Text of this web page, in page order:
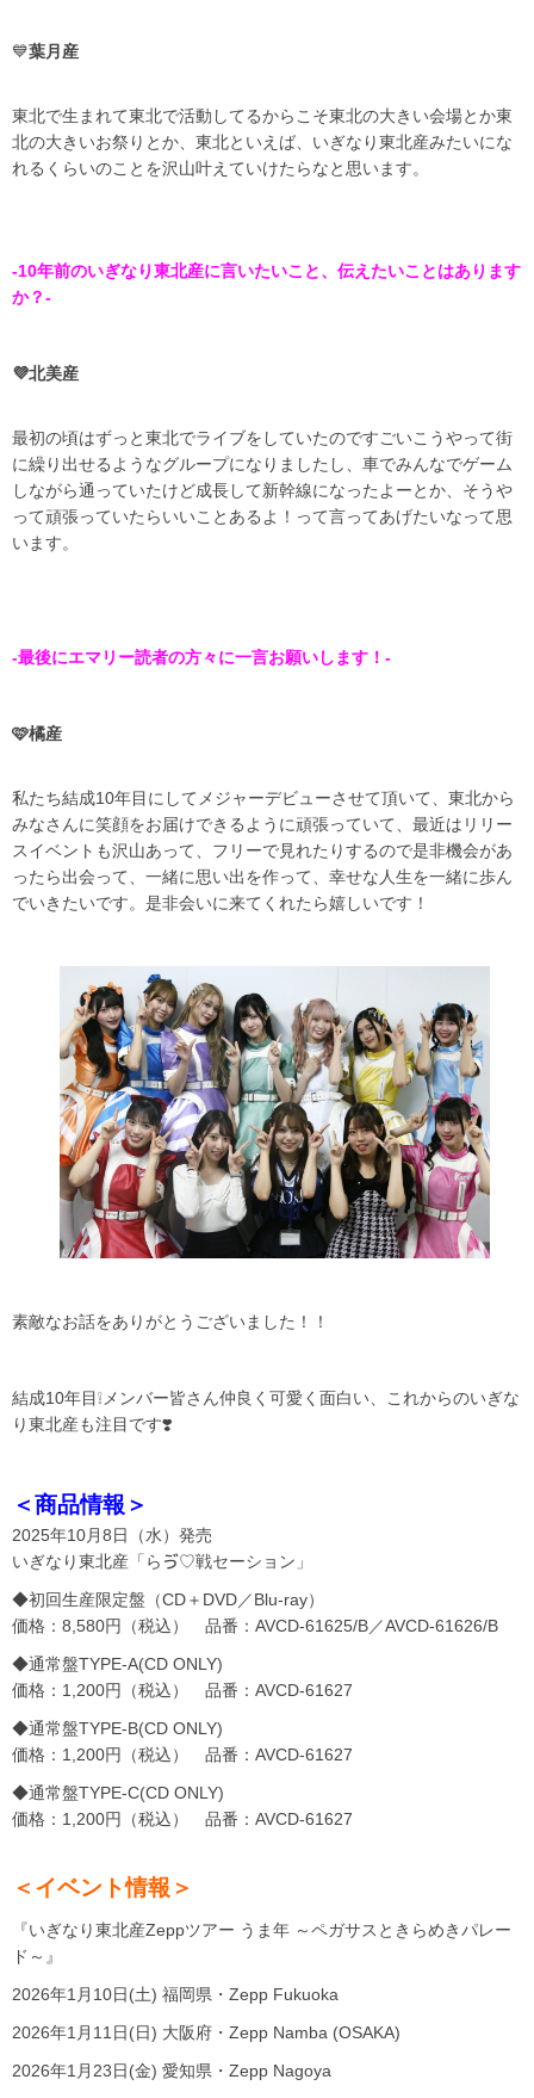
💙葉月産
東北で生まれて東北で活動してるからこそ東北の大きい会場とか東
北の大きいお祭りとか、東北といえば、いぎなり東北産みたいにな
れるくらいのことを沢山叶えていけたらなと思います。
-10年前のいぎなり東北産に言いたいこと、伝えたいことはあります
か？-
💜北美産
最初の頃はずっと東北でライブをしていたのですごいこうやって街
に繰り出せるようなグループになりましたし、車でみんなでゲーム
しながら通っていたけど成長して新幹線になったよーとか、そうや
って頑張っていたらいいことあるよ！って言ってあげたいなって思
います。
-最後にエマリー読者の方々に一言お願いします！-
🩷橘産
私たち結成10年目にしてメジャーデビューさせて頂いて、東北から
みなさんに笑顔をお届けできるように頑張っていて、最近はリリー
スイベントも沢山あって、フリーで見れたりするので是非機会があ
ったら出会って、一緒に思い出を作って、幸せな人生を一緒に歩ん
でいきたいです。是非会いに来てくれたら嬉しいです！
素敵なお話をありがとうございました！！
結成10年目❕メンバー皆さん仲良く可愛く面白い、これからのいぎな
り東北産も注目です❣️
＜商品情報＞
2025年10月8日（水）発売
いぎなり東北産「らゔ♡戦セーション」
◆初回生産限定盤（CD＋DVD／Blu-ray）
価格：8,580円（税込） 品番：AVCD-61625/B／AVCD-61626/B
◆通常盤TYPE-A(CD ONLY)
価格：1,200円（税込） 品番：AVCD-61627
◆通常盤TYPE-B(CD ONLY)
価格：1,200円（税込） 品番：AVCD-61627
◆通常盤TYPE-C(CD ONLY)
価格：1,200円（税込） 品番：AVCD-61627
＜イベント情報＞
『いぎなり東北産Zeppツアー うま年 ～ペガサスときらめきパレー
ド～』
2026年1月10日(土) 福岡県・Zepp Fukuoka
2026年1月11日(日) 大阪府・Zepp Namba (OSAKA)
2026年1月23日(金) 愛知県・Zepp Nagoya